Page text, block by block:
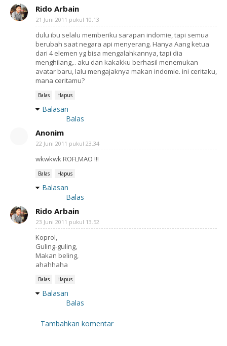
Rido Arbain
21 Juni 2011 pukul 10.13
dulu ibu selalu memberiku sarapan indomie, tapi semua
berubah saat negara api menyerang. Hanya Aang ketua
dari 4 elemen yg bisa mengalahkannya, tapi dia
menghilang,.. aku dan kakakku berhasil menemukan
avatar baru, lalu mengajaknya makan indomie. ini ceritaku,
mana ceritamu?
Balas Hapus
Balasan
Balas
Anonim
22 Juni 2011 pukul 23.34
wkwkwk ROFLMAO !!!
Balas Hapus
Balasan
Balas
Rido Arbain
23 Juni 2011 pukul 13.52
Koprol,
Guling-guling,
Makan beling,
ahahhaha
Balas Hapus
Balasan
Balas
Tambahkan komentar